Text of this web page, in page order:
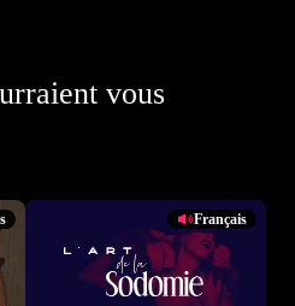
vous
Français